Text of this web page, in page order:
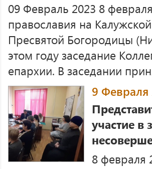
09 Февраль 2023 8
православия на
Пресвятой Богородицы
этом году заседание
епархии. В заседании
9 Февраля
участие в
8 февраля